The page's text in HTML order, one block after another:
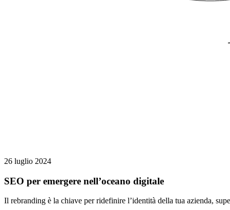
26 luglio 2024
SEO per emergere nell’oceano digitale
Il rebranding è la chiave per ridefinire l’identità della tua azienda,